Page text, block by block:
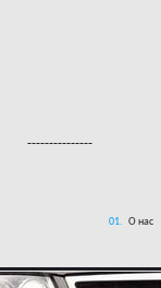
---------------
01. О нас